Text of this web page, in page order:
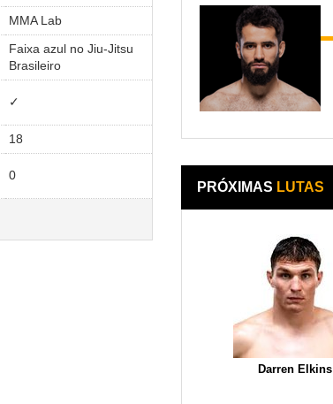
MMA Lab
Faixa azul no Jiu-Jitsu
Brasileiro
✓
18
0
PRÓXIMAS LUTAS
Darren Elkins